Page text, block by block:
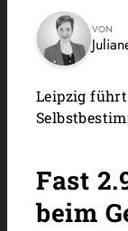
VON
Leipzig
Fast
beim